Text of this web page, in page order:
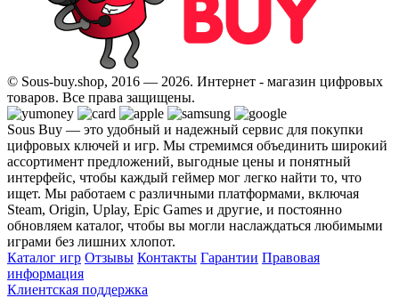
© Sous-buy.shop, 2016 — 2026. Интернет - магазин цифровых
товаров. Все права защищены.
Sous Buy — это удобный и надежный сервис для покупки
цифровых ключей и игр. Мы стремимся объединить широкий
ассортимент предложений, выгодные цены и понятный
интерфейс, чтобы каждый геймер мог легко найти то, что
ищет. Мы работаем с различными платформами, включая
Steam, Origin, Uplay, Epic Games и другие, и постоянно
обновляем каталог, чтобы вы могли наслаждаться любимыми
играми без лишних хлопот.
Каталог игр Отзывы Контакты Гарантии Правовая
информация
Клиентская поддержка